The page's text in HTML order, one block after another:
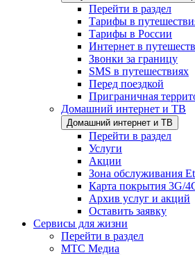
Перейти в раздел
Тарифы в
Тарифы в России
Интернет в
Звонки за границу
SMS в путешествиях
Перед поездкой
Приграничная
Домашний интернет и ТВ
Домашний интернет и ТВ
Перейти в раздел
Услуги
Акции
Зона обслуживания
Карта покрытия 3G/
Архив услуг и акций
Оставить заявку
Сервисы для жизни
Перейти в раздел
МТС Медиа